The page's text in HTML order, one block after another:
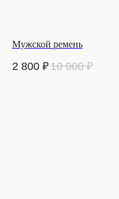
Мужской ремень
2 800 ₽10 000 ₽